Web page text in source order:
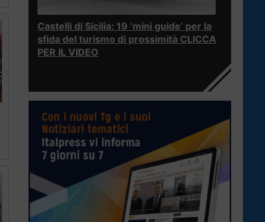
Castelli di Sicilia: 19 ‘mini guide’ per la
sfida del turismo di prossimità CLICCA
PER IL VIDEO